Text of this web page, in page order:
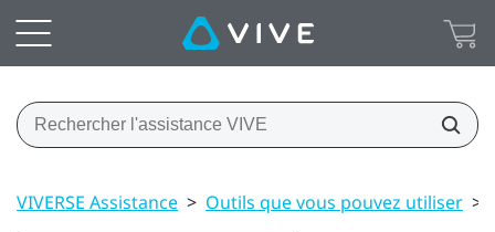
VIVERSE Assistance > Outils que vous pouvez utiliser >